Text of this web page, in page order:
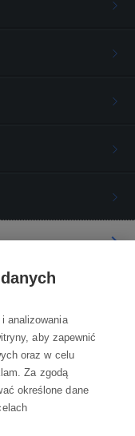
analizowania
aby zapewnić
oraz w celu
Za zgodą
określone dane